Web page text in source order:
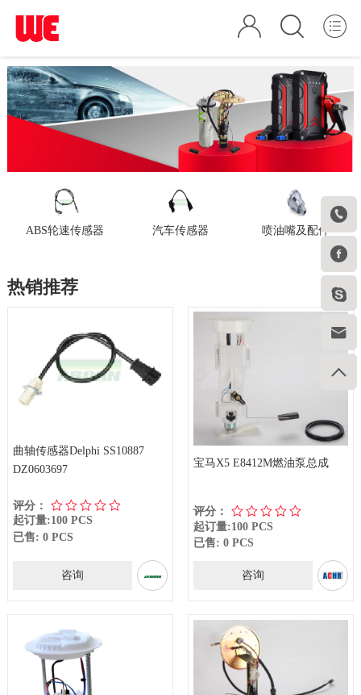





ABS轮速传感器 汽车传感器 喷油嘴及配件
热销推荐
曲轴传感器Delphi SS10887
DZ0603697
评分：
起订量:100 PCS
已售: 0 PCS
咨询
宝马X5 E8412M燃油泵总成
评分：
起订量:100 PCS
已售: 0 PCS
咨询